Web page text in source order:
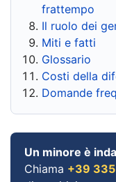
frattempo
Il ruolo dei
Miti e fatti
Glossario
Costi della
Domande
Un minore è
Chiama +39